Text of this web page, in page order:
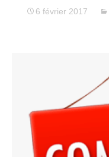
6 février 2017